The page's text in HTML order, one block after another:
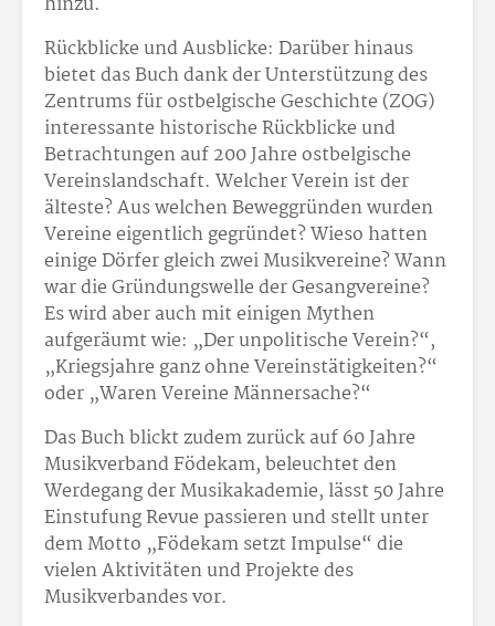
Rückblicke und Ausblicke: Darüber hinaus
bietet das Buch dank der Unterstützung des
Zentrums für ostbelgische Geschichte (ZOG)
interessante historische Rückblicke und
Betrachtungen auf 200 Jahre ostbelgische
Vereinslandschaft. Welcher Verein ist der
älteste? Aus welchen Beweggründen wurden
Vereine eigentlich gegründet? Wieso hatten
einige Dörfer gleich zwei Musikvereine? Wann
war die Gründungswelle der Gesangvereine?
Es wird aber auch mit einigen Mythen
aufgeräumt wie: „Der unpolitische Verein?“,
„Kriegsjahre ganz ohne Vereinstätigkeiten?“
oder „Waren Vereine Männersache?“
Das Buch blickt zudem zurück auf 60 Jahre
Musikverband Födekam, beleuchtet den
Werdegang der Musikakademie, lässt 50 Jahre
Einstufung Revue passieren und stellt unter
dem Motto „Födekam setzt Impulse“ die
vielen Aktivitäten und Projekte des
Musikverbandes vor.